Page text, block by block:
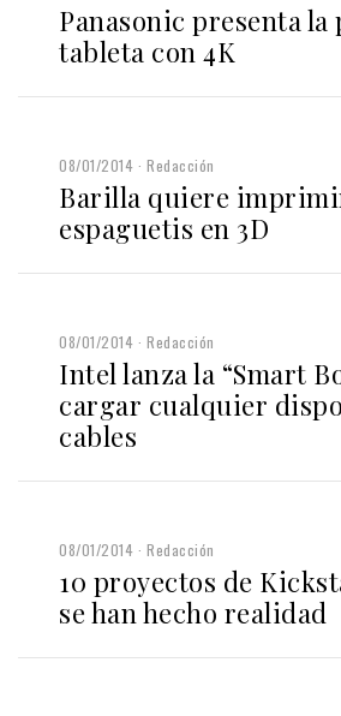
Panasonic presenta
tableta con 4K
08/01/2014 Redacción
Barilla quiere
espaguetis en 3D
08/01/2014 Redacción
Intel lanza la “Smart
cargar cualquier
cables
08/01/2014 Redacción
10 proyectos de
se han hecho realidad